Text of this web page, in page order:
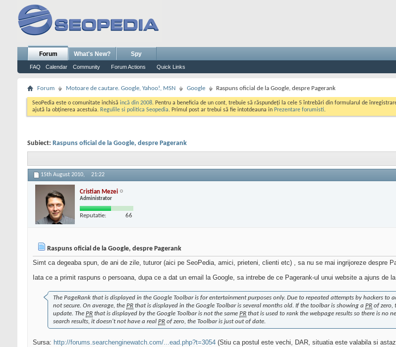
Forum
FAQ Calendar Community Forum Actions Quick Links
What's New? Spy
Forum Motoare de cautare. Google, Yahoo!, MSN Google Raspuns oficial de la Google, despre Pagerank
SeoPedia este o comunitate inchisă incă din 2008. Pentru a beneficia de un cont, trebuie să răspundeți la cele 5 întrebări din formularul de
ajută la obținerea acestuia. Regulile si politica Seopedia. Primul post ar trebui să fie intotdeauna in Prezentare forumisti.
Subiect: Raspuns oficial de la Google, despre Pagerank
15th August 2010, 21:22
Cristian Mezei
Administrator
Reputatie: 66
Raspuns oficial de la Google, despre Pagerank
Simt ca degeaba spun, de ani de zile, tuturor (aici pe SeoPedia, amici, prieteni, clienti etc) , sa nu se mai ingrijoreze despre
Iata ce a primit raspuns o persoana, dupa ce a dat un email la Google, sa intrebe de ce Pagerank-ul unui website a ajuns de
The PageRank that is displayed in the Google Toolbar is for entertainment purposes only. Due to repeated attempts by hackers to
not secure. On average, the PR that is displayed in the Google Toolbar is several months old. If the toolbar is showing a PR of zero,
update. The PR that is displayed by the Google Toolbar is not the same PR that is used to rank the webpage results so there is no
search results, it doesn't not have a real PR of zero, the Toolbar is just out of date.
Sursa: http://forums.searchenginewatch.com/...ead.php?t=3054 (Stiu ca postul este vechi, DAR, situatia este valabila si